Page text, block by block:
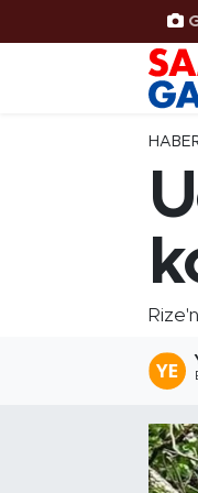
Samsun Haber
Samsunspor
Samsun
Resmi İlanlar
Samsun
Samsun Hava
SAMSUN
Samsun
Süper Lig
Tüm Manşetler
Son Dakika
Haber Arşivi